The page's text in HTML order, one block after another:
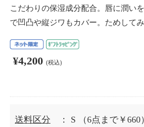
こだわりの保湿成分配合。唇に潤い
で凹凸や縦ジワもカバー。ためして
¥4,200 (税込)
送料区分 ： S
（6点まで￥660）